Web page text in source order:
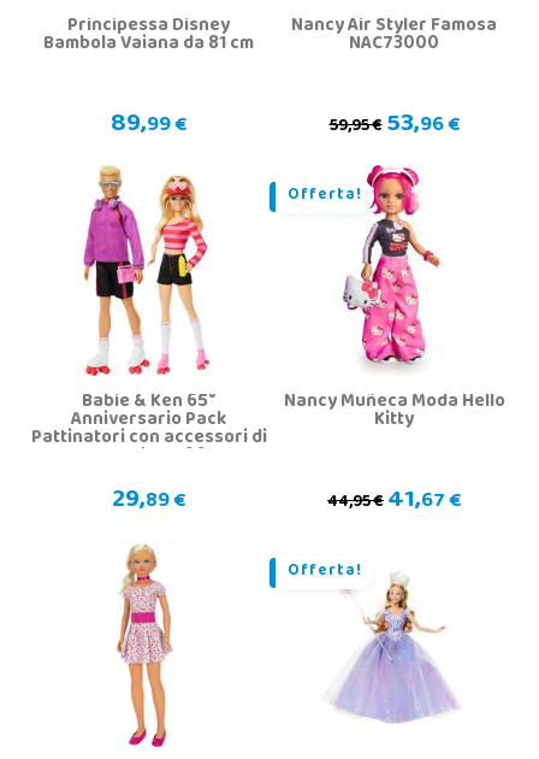
Principessa Disney
Bambola Vaiana da 81 cm
89,99 €
Nancy Air Styler Famosa
NAC73000
59,95 €53,96 €
Babie & Ken 65°
Anniversario Pack
Pattinatori con accessori di
Mattel HXK90
29,89 €
Offerta!
Nancy Muñeca Moda Hello
Kitty
44,95 €41,67 €
Offerta!